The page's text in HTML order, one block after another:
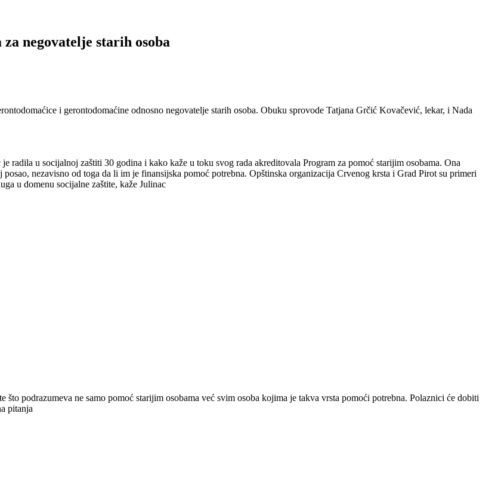
negovatelje starih osoba
i gerontodomaćine odnosno negovatelje starih osoba. Obuku sprovode Tatjana Grčić Kovačević, lekar, i Nada
radila u socijalnoj zaštiti 30 godina i kako kaže u toku svog rada akreditovala Program za pomoć starijim osobama. Ona
nezavisno od toga da li im je finansijska pomoć potrebna. Opštinska organizacija Crvenog krsta i Grad Pirot su primeri
u domenu socijalne zaštite, kaže Julinac
podrazumeva ne samo pomoć starijim osobama već svim osoba kojima je takva vrsta pomoći potrebna. Polaznici će dobiti
pitanja